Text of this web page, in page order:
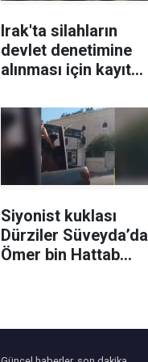
Irak'ta silahların
devlet denetimine
alınması için kayıt
Siyonist kuklası
Dürziler Süveyda’da
Ömer bin Hattab